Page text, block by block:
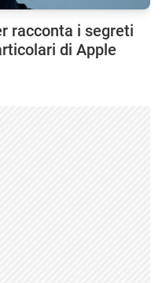
racconta i segreti
di Apple